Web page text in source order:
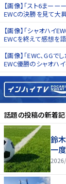
【画像】「スト6まーー
EWCの決勝を見て大
【画像】「シャオハイ
EWCを終えて感想を
【画像】「EWC、GG
EWC優勝のシャオハ
話題の投稿の新着
鈴
一